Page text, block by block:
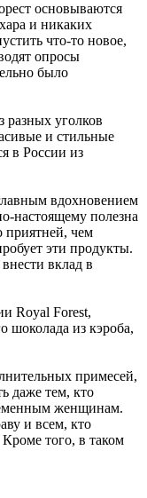
основываются
и никаких
что-то новое,
опросы
было
разных уголков
и стильные
в России из
вдохновением
настоящему полезна
приятней, чем
эти продукты.
вклад в
Royal Forest,
шоколада из кэроба,
примесей,
даже тем, кто
женщинам.
и всем, кто
того, в таком